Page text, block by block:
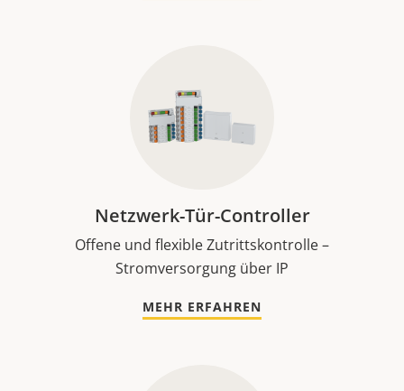
Netzwerk-Tür-Controller
Offene und flexible Zutrittskontrolle –
Stromversorgung über IP
MEHR ERFAHREN